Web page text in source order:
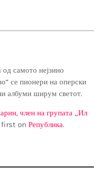
самото нејзино
се пионери на оперски
албуми ширум светот.
член на групата „Ил
first on Република.